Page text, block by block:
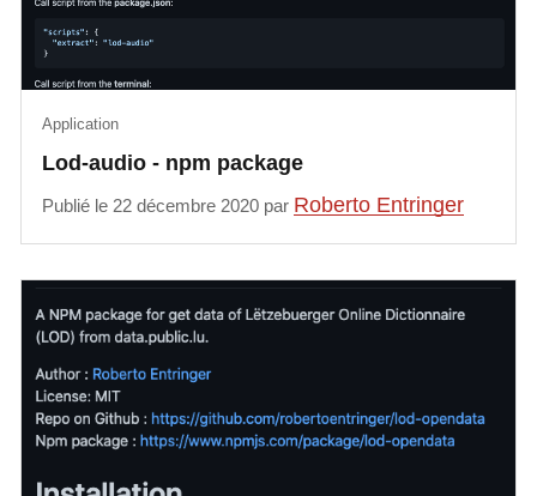
Lod-audio - npm package
Application
Publié le 22 décembre 2020 par Roberto Entringer